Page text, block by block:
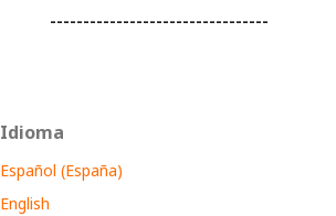
---------------------------------
Idioma
Español (España)
English